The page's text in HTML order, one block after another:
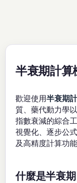
半衰期計算
歡迎使用半衰期
質、藥代動力學
指數衰減的綜合
視覺化、逐步公
及高精度計算功能
什麼是半衰期